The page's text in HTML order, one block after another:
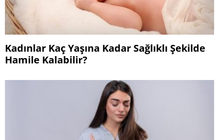
Kadınlar Kaç Yaşına Kadar Sağlıklı Şekilde
Hamile Kalabilir?